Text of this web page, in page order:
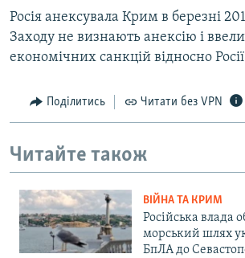
Росія анексувала Крим в березні
Заходу не визнають анексію і
економічних санкцій відносно
Поділитись Читати без VPN
Читайте також
ВІЙНА ТА КРИМ
Російська влада
морський шлях
БпЛА до